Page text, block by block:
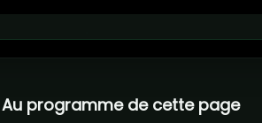
Au programme de cette page